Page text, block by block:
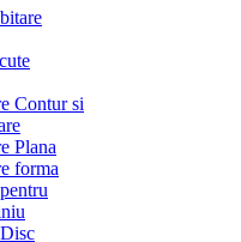
Contur si
Plana
forma